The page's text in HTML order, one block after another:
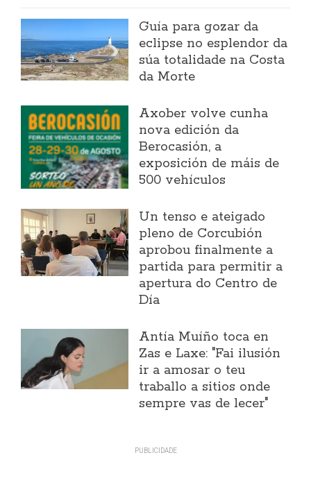
Guía para gozar da
eclipse no esplendor da
súa totalidade na Costa
da Morte
Axober volve cunha
nova edición da
Berocasión, a
exposición de máis de
500 vehículos
Un tenso e ateigado
pleno de Corcubión
aprobou finalmente a
partida para permitir a
apertura do Centro de
Día
Antía Muíño toca en
Zas e Laxe: "Fai ilusión
ir a amosar o teu
traballo a sitios onde
sempre vas de lecer"